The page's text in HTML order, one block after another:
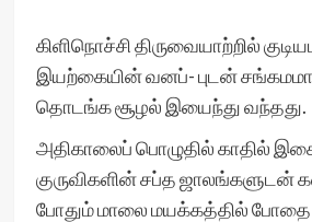
கிளிநொச்சி திருவையாற்றில்
இயற்கையின் வனப்- புடன்
தொடங்க சூழல் இயைந்து வந்தது.
அதிகாலைப் பொழுதில் காதில்
குருவிகளின் சப்த ஜாலங்களுடன்
போதும் மாலை மயக்கத்தில் போதை